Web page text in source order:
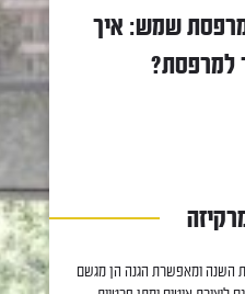
שמש: איך
למרפסת?
השנה ומאפשרת הגנה הן מגשם